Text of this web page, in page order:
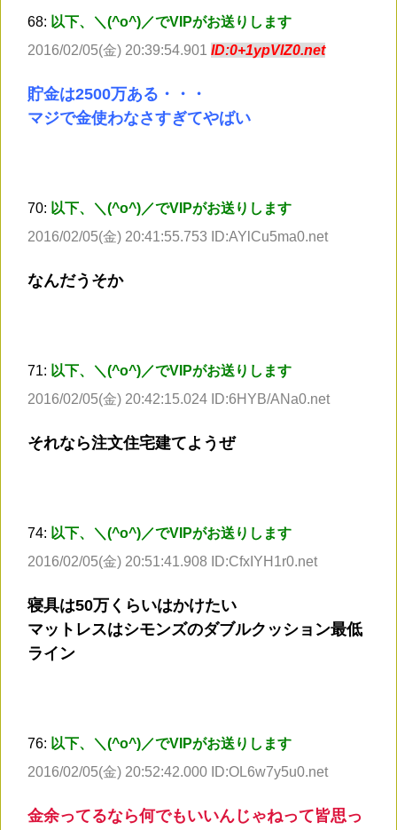
68: 以下、＼(^o^)／でVIPがお送りします
2016/02/05(金) 20:39:54.901 ID:0+1ypVlZ0.net
貯金は2500万ある・・・
マジで金使わなさすぎてやばい
70: 以下、＼(^o^)／でVIPがお送りします
2016/02/05(金) 20:41:55.753 ID:AYlCu5ma0.net
なんだうそか
71: 以下、＼(^o^)／でVIPがお送りします
2016/02/05(金) 20:42:15.024 ID:6HYB/ANa0.net
それなら注文住宅建てようぜ
74: 以下、＼(^o^)／でVIPがお送りします
2016/02/05(金) 20:51:41.908 ID:CfxIYH1r0.net
寝具は50万くらいはかけたい
マットレスはシモンズのダブルクッション最低
ライン
76: 以下、＼(^o^)／でVIPがお送りします
2016/02/05(金) 20:52:42.000 ID:OL6w7y5u0.net
金余ってるなら何でもいいんじゃねって皆思っ